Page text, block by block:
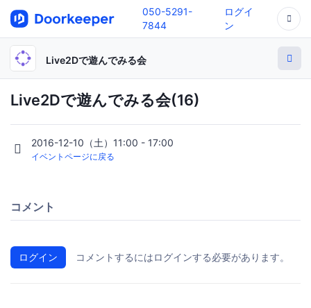
050-5291-
7844
ログイ
ン
Live2Dで遊んでみる会
Live2Dで遊んでみる会(16)
2016-12-10（土）11:00 - 17:00
イベントページに戻る
コメント
ログイン コメントするにはログインする必要があります。